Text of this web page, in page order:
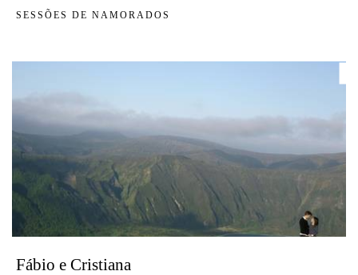
SESSÕES DE NAMORADOS
Fábio e Cristiana